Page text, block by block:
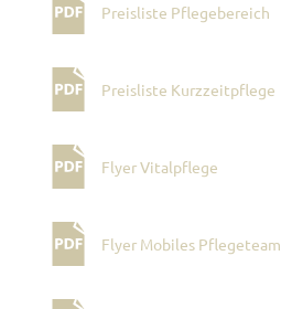
Preisliste Pflegebereich
Preisliste Kurzzeitpflege
Flyer Vitalpflege
Flyer Mobiles Pflegeteam